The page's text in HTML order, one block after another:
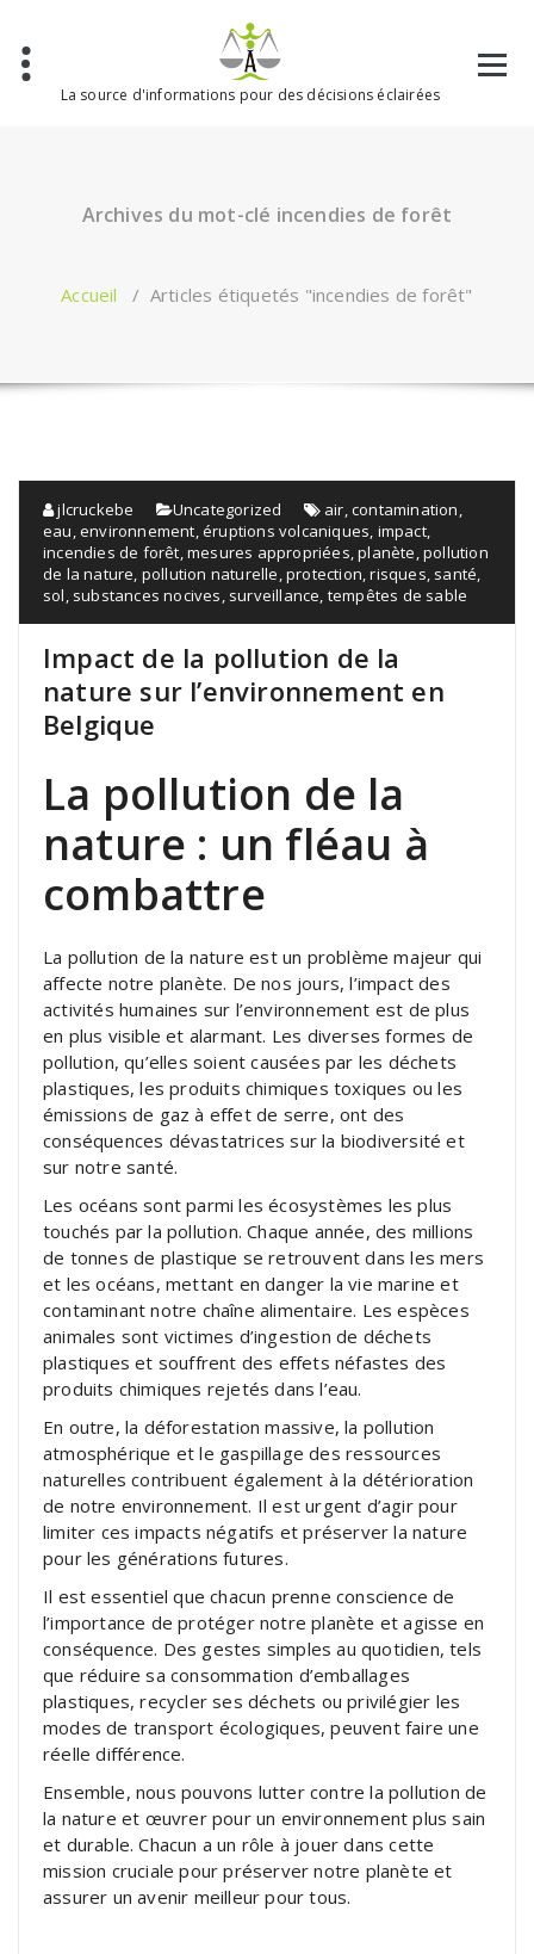
contenu
La source d'informations pour des décisions éclairées
Archives du mot-clé incendies de forêt
Accueil / Articles étiquetés "incendies de forêt"
jlcruckebe Uncategorized air ,contamination
eau ,environnement ,éruptions volcaniques impact,
incendies de forêt ,mesures appropriées ,planète ,pollution
de la nature pollution naturelle ,protection ,risques santé
sol substances nocives surveillance tempêtes de sable
Impact de la pollution de la
nature sur l’environnement en
Belgique
La pollution de la
nature : un fléau à
combattre
La pollution de la nature est un problème majeur qui
affecte notre planète. De nos jours, l’impact des
activités humaines sur l’environnement est de plus
en plus visible et alarmant. Les diverses formes de
pollution, qu’elles soient causées par les déchets
plastiques, les produits chimiques toxiques ou les
émissions de gaz à effet de serre, ont des
conséquences dévastatrices sur la biodiversité et
sur notre santé.
Les océans sont parmi les écosystèmes les plus
touchés par la pollution. Chaque année, des millions
de tonnes de plastique se retrouvent dans les mers
et les océans, mettant en danger la vie marine et
contaminant notre chaîne alimentaire. Les espèces
animales sont victimes d’ingestion de déchets
plastiques et souffrent des effets néfastes des
produits chimiques rejetés dans l’eau.
En outre, la déforestation massive, la pollution
atmosphérique et le gaspillage des ressources
naturelles contribuent également à la détérioration
de notre environnement. Il est urgent d’agir pour
limiter ces impacts négatifs et préserver la nature
pour les générations futures.
Il est essentiel que chacun prenne conscience de
l’importance de protéger notre planète et agisse en
conséquence. Des gestes simples au quotidien, tels
que réduire sa consommation d’emballages
plastiques, recycler ses déchets ou privilégier les
modes de transport écologiques, peuvent faire une
réelle différence.
Ensemble, nous pouvons lutter contre la pollution de
la nature et œuvrer pour un environnement plus sain
et durable. Chacun a un rôle à jouer dans cette
mission cruciale pour préserver notre planète et
assurer un avenir meilleur pour tous.